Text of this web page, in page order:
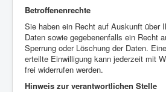
Betroffenenrechte
Sie haben ein Recht auf Auskunft über
Daten sowie gegebenenfalls ein Recht
Sperrung oder Löschung der Daten.
erteilte Einwilligung kann jederzeit mit
frei widerrufen werden.
Hinweis zur verantwortlichen Stelle